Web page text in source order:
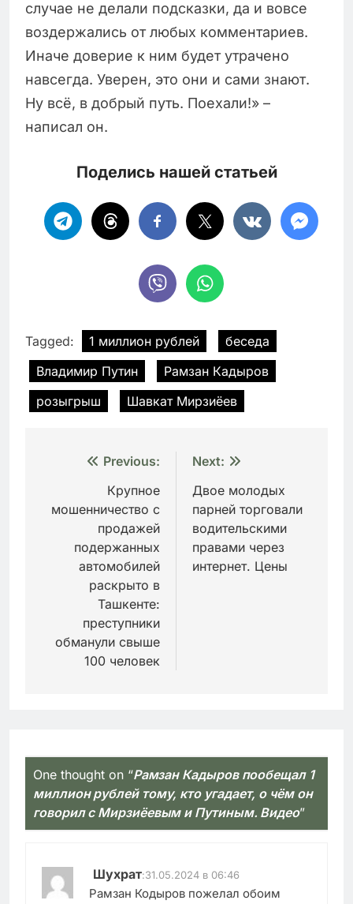
случае не делали подсказки, да и вовсе
воздержались от любых комментариев.
Иначе доверие к ним будет утрачено
навсегда. Уверен, это они и сами знают.
Ну всё, в добрый путь. Поехали!» –
написал он.
Поделись нашей статьей
Tagged: 1 миллион рублей
беседа
Владимир Путин
Рамзан Кадыров
розыгрыш
Шавкат Мирзиёев
Навигация
записям
Previous:
Крупное
мошенничество с
продажей
подержанных
автомобилей
раскрыто в
Ташкенте:
преступники
обманули свыше
100 человек
Next:
Двое молодых
парней торговали
водительскими
правами через
интернет. Цены
One thought on “Рамзан Кадыров пообещал 1
миллион рублей тому, кто угадает, о чём он
говорил с Мирзиёевым и Путиным. Видео”
Шухрат:31.05.2024 в 06:46
Рамзан Кодыров пожелал обоим